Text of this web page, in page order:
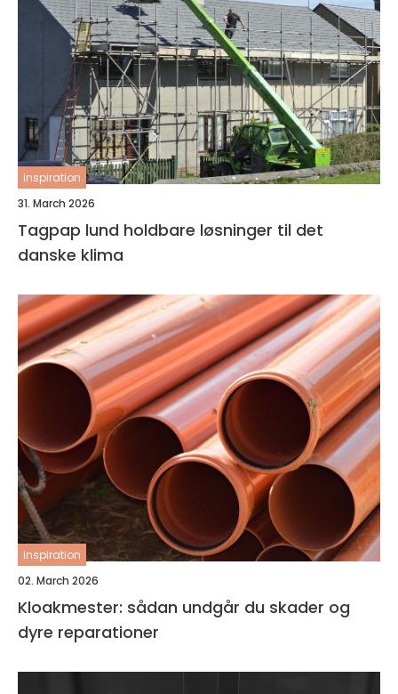
inspiration
31. March 2026
Tagpap lund holdbare løsninger til det
danske klima
inspiration
02. March 2026
Kloakmester: sådan undgår du skader og
dyre reparationer